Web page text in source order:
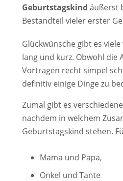
Geburtstagskind äußerst
Bestandteil vieler erster
Glückwünsche gibt es
lang und kurz. Obwohl die
Vortragen recht simpel
definitiv einige Dinge zu
Zumal gibt es
nachdem in welchem
Geburtstagskind stehen.
Mama und Papa,
Onkel und Tante